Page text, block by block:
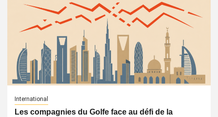
International
Les compagnies du Golfe face au défi de la